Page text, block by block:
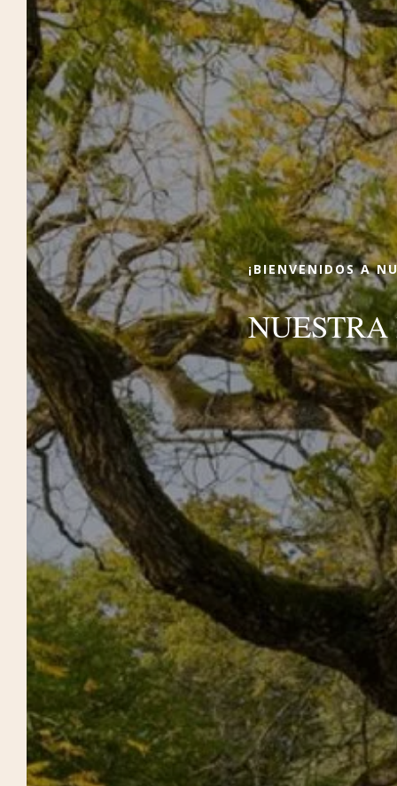
Para Reservar
Reserve su estancia en Indre-et-Loire,
cerca de los Castillos del Valle del
Loira, en un hotel con servicios de lujo
y habitaciones de lujo. Todo ha sido
diseñado para transportarle a un
mundo único y cautivador. Descubra y
disfrute de nuestro pequeño rincón de
paraíso en Céré-la-Ronde.
¡BIENVENIDOS A